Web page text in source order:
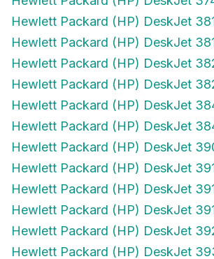
Hewlett Packard (HP) DeskJet
Hewlett Packard (HP) DeskJet
Hewlett Packard (HP) DeskJet
Hewlett Packard (HP) DeskJet
Hewlett Packard (HP) DeskJet
Hewlett Packard (HP) DeskJet
Hewlett Packard (HP) DeskJet
Hewlett Packard (HP) DeskJet
Hewlett Packard (HP) DeskJet
Hewlett Packard (HP) DeskJet
Hewlett Packard (HP) DeskJet
Hewlett Packard (HP) DeskJet